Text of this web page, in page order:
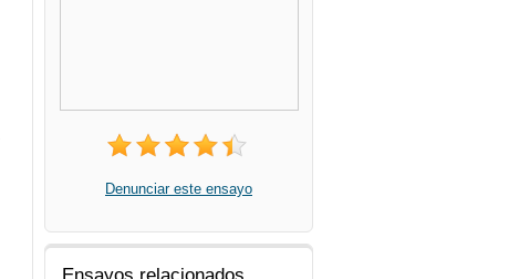
Denunciar este ensayo